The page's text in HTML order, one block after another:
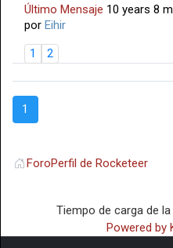
Último Mensaje 10 years 8
por Eihir
1
2
1
ForoPerfil de Rocketeer
Tiempo de carga de
Powered by